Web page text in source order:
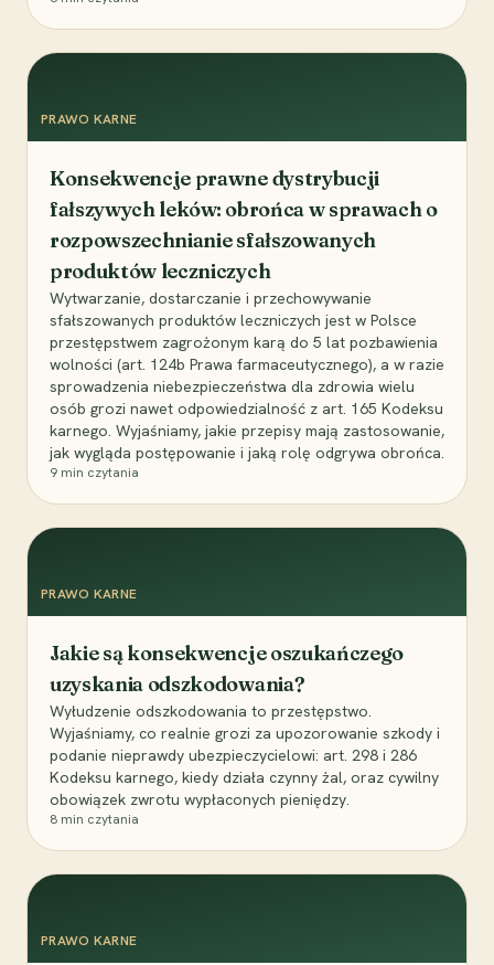
PRAWO KARNE
Konsekwencje prawne dystrybucji
fałszywych leków: obrońca w sprawach o
rozpowszechnianie sfałszowanych
produktów leczniczych
Wytwarzanie, dostarczanie i przechowywanie
sfałszowanych produktów leczniczych jest w Polsce
przestępstwem zagrożonym karą do 5 lat pozbawienia
wolności (art. 124b Prawa farmaceutycznego), a w razie
sprowadzenia niebezpieczeństwa dla zdrowia wielu
osób grozi nawet odpowiedzialność z art. 165 Kodeksu
karnego. Wyjaśniamy, jakie przepisy mają zastosowanie,
jak wygląda postępowanie i jaką rolę odgrywa obrońca.
9 min czytania
PRAWO KARNE
Jakie są konsekwencje oszukańczego
uzyskania odszkodowania?
Wyłudzenie odszkodowania to przestępstwo.
Wyjaśniamy, co realnie grozi za upozorowanie szkody i
podanie nieprawdy ubezpieczycielowi: art. 298 i 286
Kodeksu karnego, kiedy działa czynny żal, oraz cywilny
obowiązek zwrotu wypłaconych pieniędzy.
8 min czytania
PRAWO KARNE